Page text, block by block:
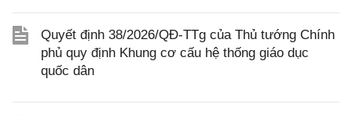
Quyết định 38/2026/QĐ-TTg của Thủ tướng Chính
phủ quy định Khung cơ cấu hệ thống giáo dục
quốc dân